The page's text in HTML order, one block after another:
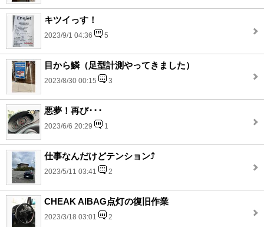
キツイっす！
2023/9/1 04:36 5
目から鱗（足型計測やってきました）
2023/8/30 00:15 3
悪夢！再び･･･
2023/6/6 20:29 1
仕事なんだけどテンション⤴
2023/5/11 03:41 2
CHEAK AIBAG点灯の復旧作業
2023/3/18 03:01 2